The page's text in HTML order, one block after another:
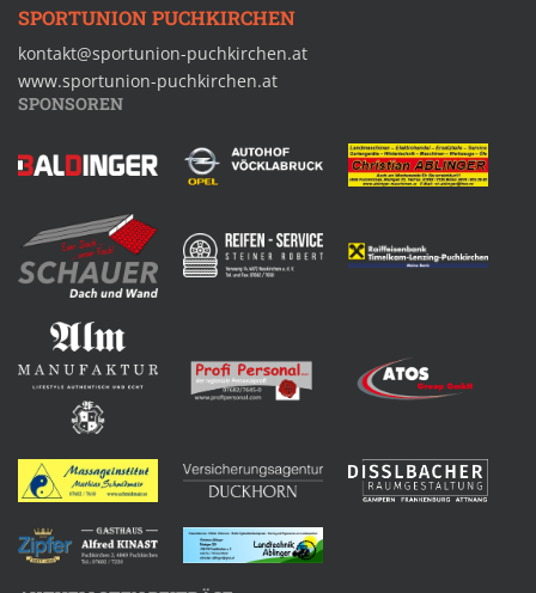
SPORTUNION PUCHKIRCHEN
kontakt@sportunion-puchkirchen.at
www.sportunion-puchkirchen.at
SPONSOREN